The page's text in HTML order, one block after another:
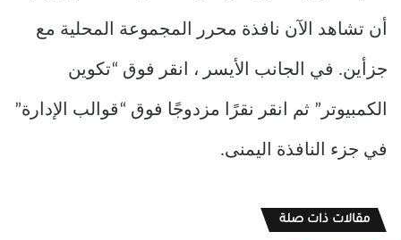
أن تشاهد الآن نافذة محرر المجموعة المحلية مع
جزأين. في الجانب الأيسر ، انقر فوق “تكوين
الكمبيوتر” ثم انقر نقرًا مزدوجًا فوق “قوالب الإدارة”
في جزء النافذة اليمنى.
مقالات ذات صلة